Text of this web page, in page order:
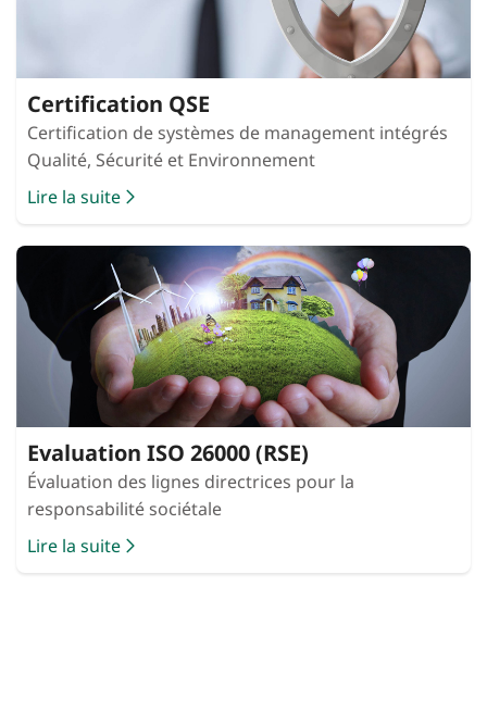
Certification QSE
Certification de systèmes de management intégrés
Qualité, Sécurité et Environnement
Lire la suite
Evaluation ISO 26000 (RSE)
Évaluation des lignes directrices pour la
responsabilité sociétale
Lire la suite